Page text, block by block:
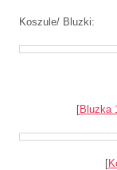
Koszule/ Bluzki:
[Bluzka
[